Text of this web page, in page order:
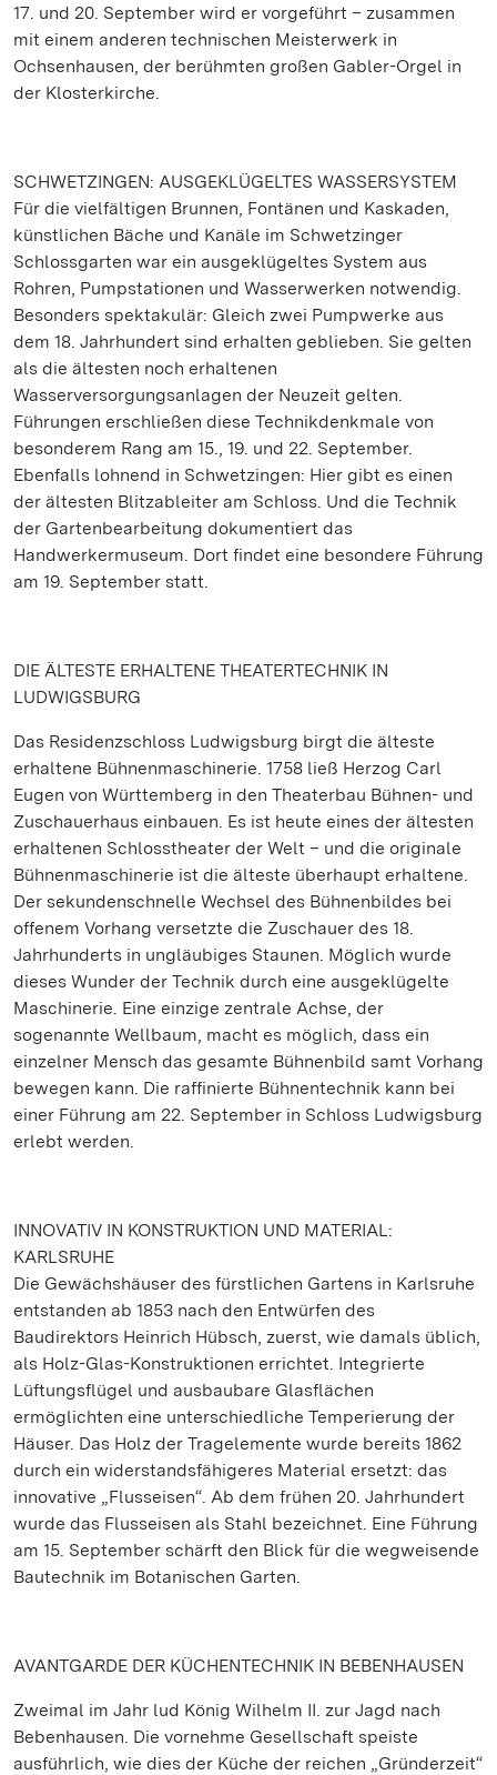
17. und 20. September wird er vorgeführt – zusammen
mit einem anderen technischen Meisterwerk in
Ochsenhausen, der berühmten großen Gabler-Orgel in
der Klosterkirche.
SCHWETZINGEN: AUSGEKLÜGELTES WASSERSYSTEM
Für die vielfältigen Brunnen, Fontänen und Kaskaden,
künstlichen Bäche und Kanäle im Schwetzinger
Schlossgarten war ein ausgeklügeltes System aus
Rohren, Pumpstationen und Wasserwerken notwendig.
Besonders spektakulär: Gleich zwei Pumpwerke aus
dem 18. Jahrhundert sind erhalten geblieben. Sie gelten
als die ältesten noch erhaltenen
Wasserversorgungsanlagen der Neuzeit gelten.
Führungen erschließen diese Technikdenkmale von
besonderem Rang am 15., 19. und 22. September.
Ebenfalls lohnend in Schwetzingen: Hier gibt es einen
der ältesten Blitzableiter am Schloss. Und die Technik
der Gartenbearbeitung dokumentiert das
Handwerkermuseum. Dort findet eine besondere Führung
am 19. September statt.
DIE ÄLTESTE ERHALTENE THEATERTECHNIK IN
LUDWIGSBURG
Das Residenzschloss Ludwigsburg birgt die älteste
erhaltene Bühnenmaschinerie. 1758 ließ Herzog Carl
Eugen von Württemberg in den Theaterbau Bühnen- und
Zuschauerhaus einbauen. Es ist heute eines der ältesten
erhaltenen Schlosstheater der Welt – und die originale
Bühnenmaschinerie ist die älteste überhaupt erhaltene.
Der sekundenschnelle Wechsel des Bühnenbildes bei
offenem Vorhang versetzte die Zuschauer des 18.
Jahrhunderts in ungläubiges Staunen. Möglich wurde
dieses Wunder der Technik durch eine ausgeklügelte
Maschinerie. Eine einzige zentrale Achse, der
sogenannte Wellbaum, macht es möglich, dass ein
einzelner Mensch das gesamte Bühnenbild samt Vorhang
bewegen kann. Die raffinierte Bühnentechnik kann bei
einer Führung am 22. September in Schloss Ludwigsburg
erlebt werden.
INNOVATIV IN KONSTRUKTION UND MATERIAL:
KARLSRUHE
Die Gewächshäuser des fürstlichen Gartens in Karlsruhe
entstanden ab 1853 nach den Entwürfen des
Baudirektors Heinrich Hübsch, zuerst, wie damals üblich,
als Holz-Glas-Konstruktionen errichtet. Integrierte
Lüftungsflügel und ausbaubare Glasflächen
ermöglichten eine unterschiedliche Temperierung der
Häuser. Das Holz der Tragelemente wurde bereits 1862
durch ein widerstandsfähigeres Material ersetzt: das
innovative „Flusseisen“. Ab dem frühen 20. Jahrhundert
wurde das Flusseisen als Stahl bezeichnet. Eine Führung
am 15. September schärft den Blick für die wegweisende
Bautechnik im Botanischen Garten.
AVANTGARDE DER KÜCHENTECHNIK IN BEBENHAUSEN
Zweimal im Jahr lud König Wilhelm II. zur Jagd nach
Bebenhausen. Die vornehme Gesellschaft speiste
ausführlich, wie dies der Küche der reichen „Gründerzeit“